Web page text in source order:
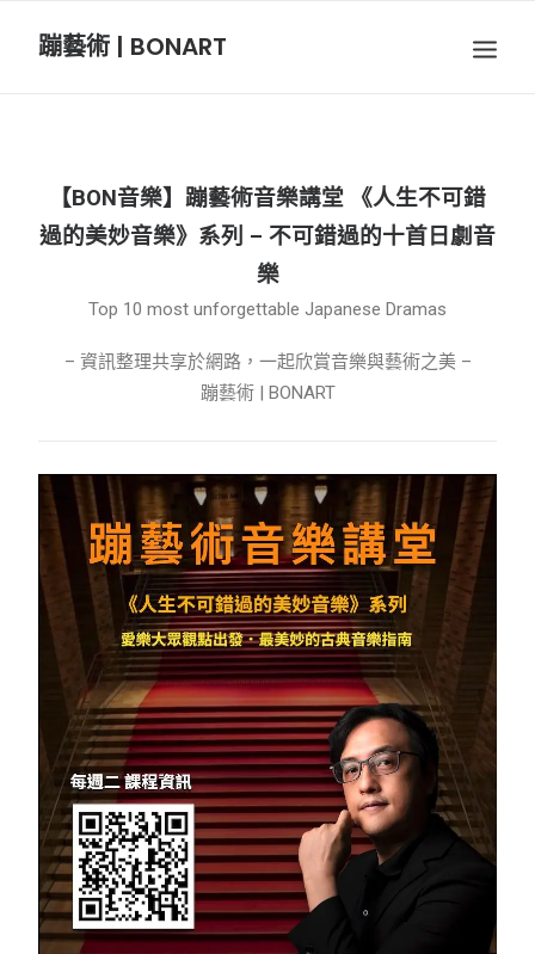
蹦藝術 | BONART
BON攝影
BON插畫
關於我們
會員專區
SEARCH
【BON音樂】蹦藝術音樂講堂 《人生不可錯
過的美妙音樂》系列 – 不可錯過的十首日劇音
樂
Top 10 most unforgettable Japanese Dramas
– 資訊整理共享於網路，一起欣賞音樂與藝術之美 –
蹦藝術 | BONART